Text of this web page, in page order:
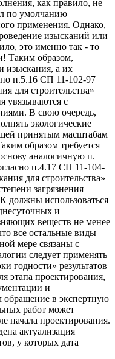
как правило, не
по умолчанию
применения. Однако,
изысканий или
это именно так - то
Таким образом,
изыскания, а их
п.5.16 СП 11-102-97
для строительства»
увязываются с
В свою очередь,
экологические
принятым масштабам
образом требуется
аналогичную п.
п.4.17 СП 11-104-
для строительства»
загрязнения
должны использоваться
и
веществ не менее
все остальные виды
мере связаны с
следует применять
годности» результатов
этапа проектирования,
и
обращение в экспертную
работ может
начала проектирования.
актуализация
у которых дата